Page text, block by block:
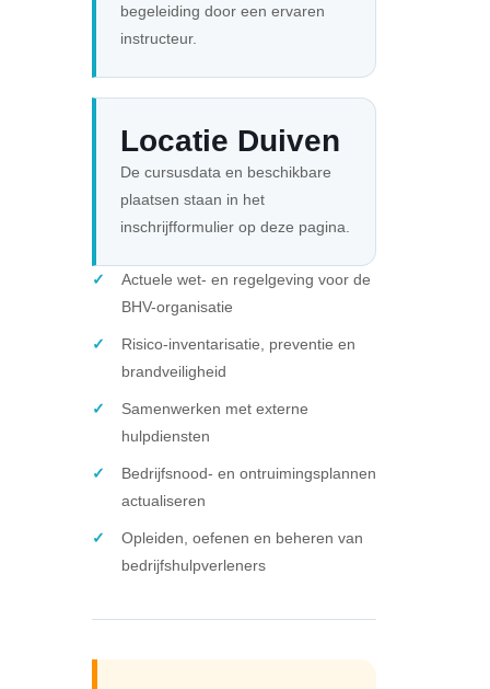
begeleiding door een ervaren
instructeur.
Locatie Duiven
De cursusdata en beschikbare
plaatsen staan in het
inschrijfformulier op deze pagina.
Actuele wet- en regelgeving voor de
BHV-organisatie
Risico-inventarisatie, preventie en
brandveiligheid
Samenwerken met externe
hulpdiensten
Bedrijfsnood- en ontruimingsplannen
actualiseren
Opleiden, oefenen en beheren van
bedrijfshulpverleners